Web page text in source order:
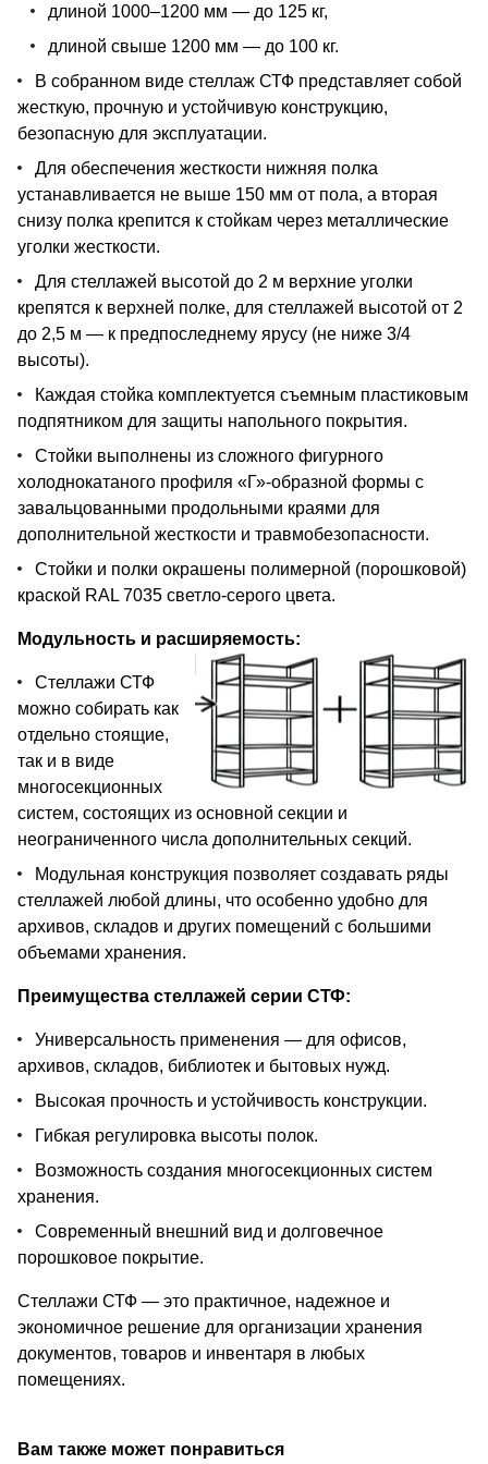
длиной 1000–1200 мм — до 125 кг,
длиной свыше 1200 мм — до 100 кг.
В собранном виде стеллаж СТФ представляет собой
жесткую, прочную и устойчивую конструкцию,
безопасную для эксплуатации.
Для обеспечения жесткости нижняя полка
устанавливается не выше 150 мм от пола, а вторая
снизу полка крепится к стойкам через металлические
уголки жесткости.
Для стеллажей высотой до 2 м верхние уголки
крепятся к верхней полке, для стеллажей высотой от 2
до 2,5 м — к предпоследнему ярусу (не ниже 3/4
высоты).
Каждая стойка комплектуется съемным пластиковым
подпятником для защиты напольного покрытия.
Стойки выполнены из сложного фигурного
холоднокатаного профиля «Г»-образной формы с
завальцованными продольными краями для
дополнительной жесткости и травмобезопасности.
Стойки и полки окрашены полимерной (порошковой)
краской RAL 7035 светло-серого цвета.
Модульность и расширяемость:
Стеллажи СТФ
можно собирать как
отдельно стоящие,
так и в виде
многосекционных
систем, состоящих из основной секции и
неограниченного числа дополнительных секций.
Модульная конструкция позволяет создавать ряды
стеллажей любой длины, что особенно удобно для
архивов, складов и других помещений с большими
объемами хранения.
Преимущества стеллажей серии СТФ:
Универсальность применения — для офисов,
архивов, складов, библиотек и бытовых нужд.
Высокая прочность и устойчивость конструкции.
Гибкая регулировка высоты полок.
Возможность создания многосекционных систем
хранения.
Современный внешний вид и долговечное
порошковое покрытие.
Стеллажи СТФ — это практичное, надежное и
экономичное решение для организации хранения
документов, товаров и инвентаря в любых
помещениях.
Вам также может понравиться